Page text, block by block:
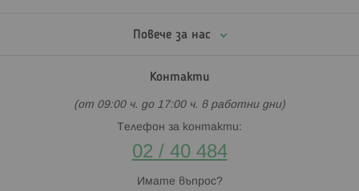
Повече за нас
Контакти
(от 09:00 ч. до 17:00 ч. в работни дни)
Телефон за контакти:
02 / 40 484
Имате въпрос?